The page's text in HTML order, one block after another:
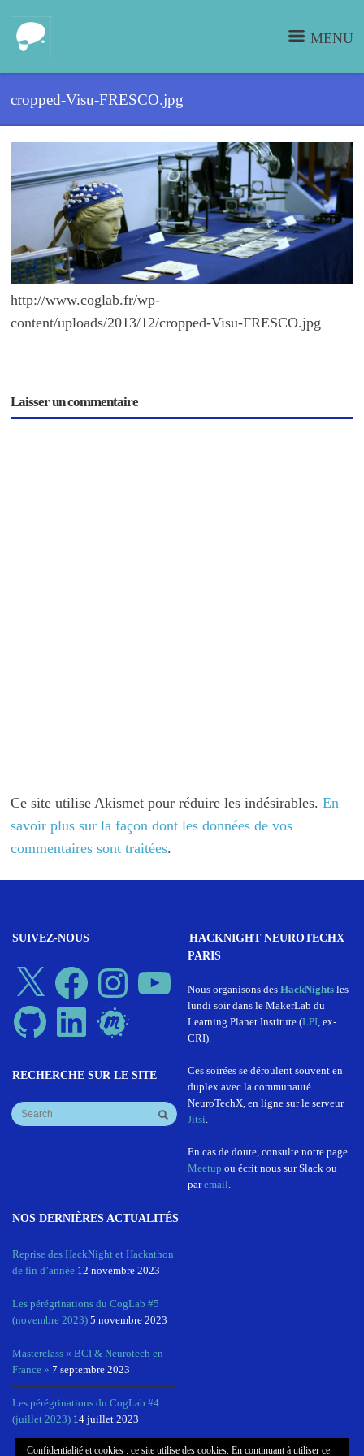
MENU
cropped-Visu-FRESCO.jpg
http://www.coglab.fr/wp-
content/uploads/2013/12/cropped-Visu-FRESCO.jpg
Laisser un commentaire
Ce site utilise Akismet pour réduire les indésirables.En
savoir plus sur la façon dont les données de vos
commentaires sont traitées.
SUIVEZ-NOUS
X Facebook Instagram
GitHub LinkedIn Meetup
RECHERCHE SUR LE SITE
HACKNIGHT NEUROTECHX
PARIS
Nous organisons des HackNightsles
lundi soir dans le MakerLab du
Learning Planet Institute (LPI, ex-
CRI).
Ces soirées se déroulent souvent en
duplex avec la communauté
NeuroTechX, en ligne sur le serveur
Jitsi.
En cas de doute, consulte notre page
Meetup ou écrit nous sur Slack ou
paremail.
NOS DERNIÈRES ACTUALITÉS
Reprise des HackNight et Hackathon
de fin d’année 12 novembre 2023
Les pérégrinations du CogLab #5
(novembre 2023) 5 novembre 2023
Masterclass « BCI & Neurotech en
France » 7 septembre 2023
Les pérégrinations du CogLab #4
(juillet 2023) 14 juillet 2023
Confidentialité et cookies : ce site utilise des cookies. En continuant à utiliser ce